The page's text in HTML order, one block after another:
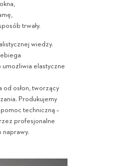
trwały.
wiedzy.
elastyczne
od osłon, tworzący
Produkujemy
techniczną –
profesjonalne
naprawy.